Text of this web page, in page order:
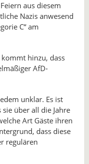
aus diesem
Nazis anwesend
C“ am
hinzu, dass
AfD-
unklar. Es ist
über all die Jahre
Art Gäste ihren
dass diese
regulären